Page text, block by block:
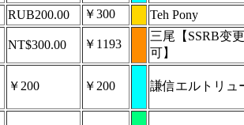
RUB200.00 ￥300 Teh Pony
NT$300.00 ￥1193
三尾【SSRB变
可】
￥200 ￥200 謙信エルトリュ